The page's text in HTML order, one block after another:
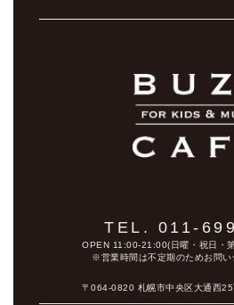
TEL. 011-
OPEN 11:00-21:00(日曜・祝日・
※営業時間は不定期のためお問い
〒064-0820 札幌市中央区大通西